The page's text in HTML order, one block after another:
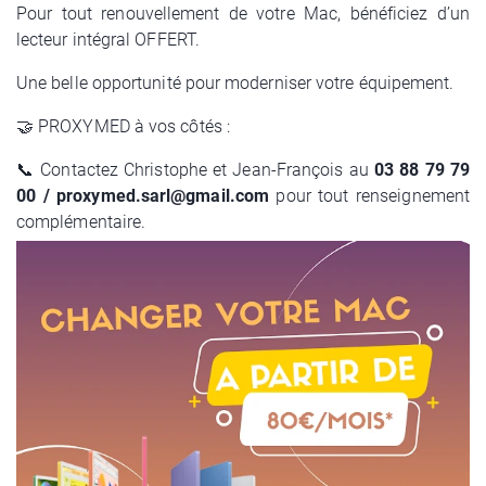
Nos services
Nos prestations
Nos contrats de télé-assistance et
formations
Nos solutions matérielles
Notre logiciel médical
Cybersécurité
03 88 79 79 00
Pour tout renouvellement de votre Mac, bénéficiez d’un
lecteur intégral OFFERT.
Une belle opportunité pour moderniser votre équipement.
🤝 PROXYMED à vos côtés :
📞 Contactez Christophe et Jean-François au 03 88 79 79
00 /proxymed.sarl@gmail.com pour tout renseignement
complémentaire.